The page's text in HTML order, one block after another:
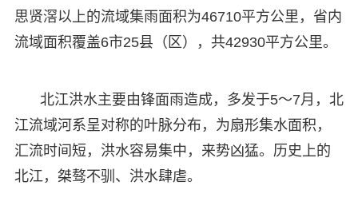
思贤滘以上的流域集雨面积为46710平方公里，省内
流域面积覆盖6市25县（区），共42930平方公里。
北江洪水主要由锋面雨造成，多发于5～7月，北
江流域河系呈对称的叶脉分布，为扇形集水面积，
汇流时间短，洪水容易集中，来势凶猛。历史上的
北江，桀骜不驯、洪水肆虐。